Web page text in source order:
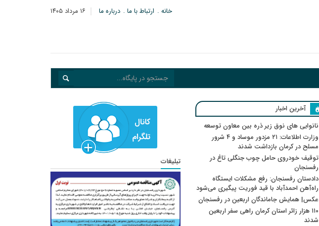
۱۶ مرداد ۱۴۰۵ خانه ارتباط با ما درباره ما
آخرین اخبار
نانوایی های نوق زیر ذره بین معاون توسعه
وزارت اطلاعات: ۲۱ مزدور موساد و ۴ شرور
مسلح در کرمان بازداشت شدند
توقیف خودروی حامل چوب جنگلی تاغ در
رفسنجان
دادستان رفسنجان: رفع مشکلات ایستگاه
راه‌آهن احمدآباد با قید فوریت پیگیری می‌شود
عکس| همایش جاماندگان اربعین در رفسنجان
۱۱۰ هزار زائر استان کرمان راهی سفر اربعین
شدند
تبلیغات